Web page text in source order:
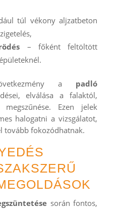
túl vékony aljzatbeton
– főként feltöltött
a padló
elválása a falaktól,
Ezen jelek
halogatni a vizsgálatot,
tovább fokozódhatnak.
során fontos,